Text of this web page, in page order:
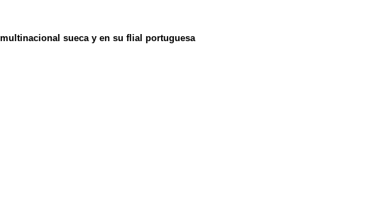
sueca y en su flial portuguesa